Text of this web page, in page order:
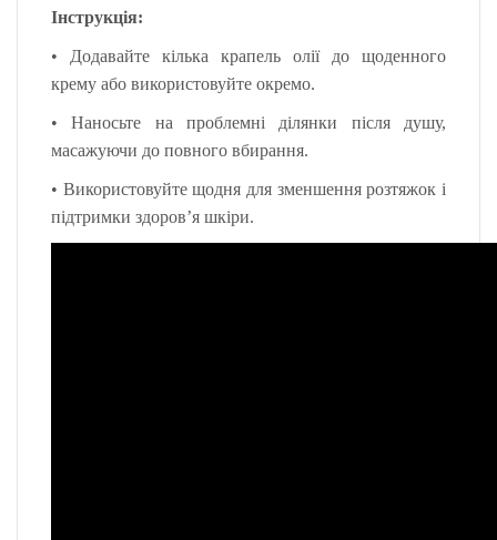
Інструкція:
•
Додавайте кілька крапель олії до щоденного
крему або використовуйте окремо.
•
Наносьте на проблемні ділянки після душу,
масажуючи до повного вбирання.
• Використовуйте щодня для зменшення розтяжок і
підтримки здоров’я шкіри.